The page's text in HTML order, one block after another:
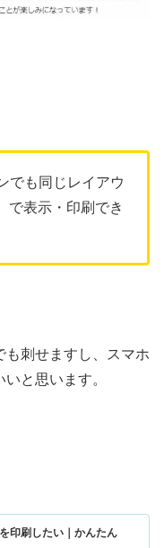
でも同じレイアウ
で表示・印刷でき
も刺せますし、スマホ
と思います。
印刷したい｜かんたん